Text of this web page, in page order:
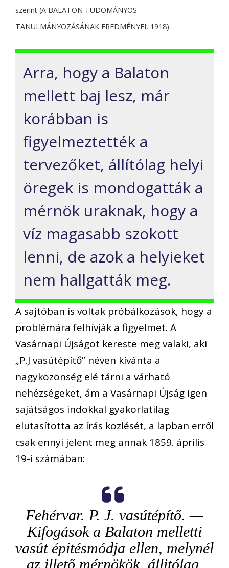
szerint (A BALATON TUDOMÁNYOS
TANULMÁNYOZÁSÁNAK EREDMÉNYEI, 1918)
Arra, hogy a Balaton
mellett baj lesz, már
korábban is
figyelmeztették a
tervezőket, állítólag helyi
öregek is mondogatták a
mérnök uraknak, hogy a
víz magasabb szokott
lenni, de azok a helyieket
nem hallgatták meg.
A sajtóban is voltak próbálkozások, hogy a
problémára felhívják a figyelmet. A
Vasárnapi Újságot kereste meg valaki, aki
„P.J vasútépítő” néven kívánta a
nagyközönség elé tárni a várható
nehézségeket, ám a Vasárnapi Újság igen
sajátságos indokkal gyakorlatilag
elutasította az írás közlését, a lapban erről
csak ennyi jelent meg annak 1859. április
19-i számában:
Fehérvar. P. J. vasútépítő. —
Kifogások a Balaton melletti
vasút épitésmódja ellen, melynél
az illető mérnökök, állitólag,